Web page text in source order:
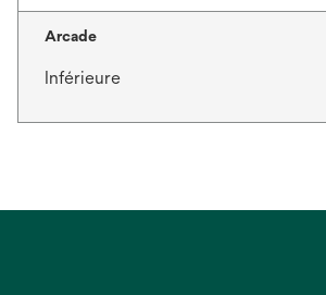
Arcade
Inférieure